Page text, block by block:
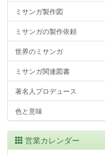
ミサンガ製作図
ミサンガの製作依頼
世界のミサンガ
ミサンガ関連図書
著名人プロデュース
色と意味
営業カレンダー